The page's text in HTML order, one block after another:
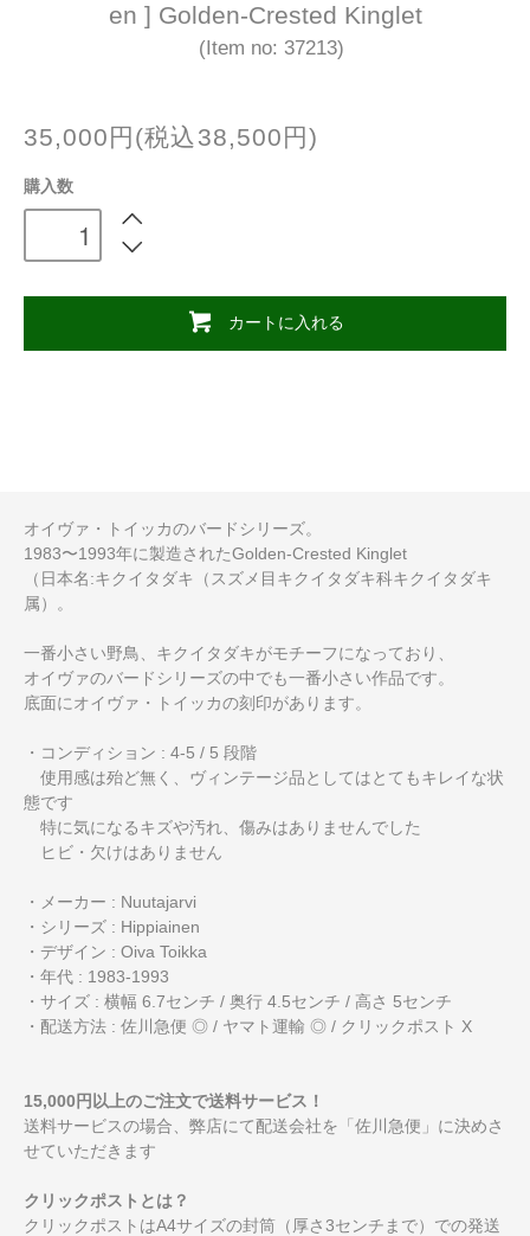
en ] Golden-Crested Kinglet
(Item no: 37213)
35,000円(税込38,500円)
購入数
カートに入れる
オイヴァ・トイッカのバードシリーズ。
1983〜1993年に製造されたGolden-Crested Kinglet
（日本名:キクイタダキ（スズメ目キクイタダキ科キクイタダキ
属）。
一番小さい野鳥、キクイタダキがモチーフになっており、
オイヴァのバードシリーズの中でも一番小さい作品です。
底面にオイヴァ・トイッカの刻印があります。
・コンディション : 4-5 / 5 段階
使用感は殆ど無く、ヴィンテージ品としてはとてもキレイな状
態です
特に気になるキズや汚れ、傷みはありませんでした
ヒビ・欠けはありません
・メーカー : Nuutajarvi
・シリーズ : Hippiainen
・デザイン : Oiva Toikka
・年代 : 1983-1993
・サイズ : 横幅 6.7センチ / 奥行 4.5センチ / 高さ 5センチ
・配送方法 : 佐川急便 ◎ / ヤマト運輸 ◎ / クリックポスト X
15,000円以上のご注文で送料サービス！
送料サービスの場合、弊店にて配送会社を「佐川急便」に決めさ
せていただきます
クリックポストとは？
クリックポストはA4サイズの封筒（厚さ3センチまで）での発送